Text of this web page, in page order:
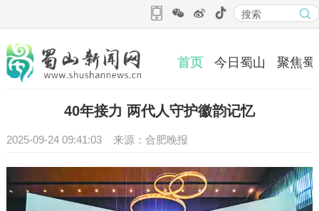
首页 今日蜀山 聚焦蜀
40年接力 两代人守护徽韵记忆
2025-09-24 09:41:03 来源：合肥晚报